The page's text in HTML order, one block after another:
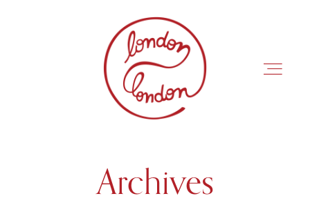
INÍCIO
Archives